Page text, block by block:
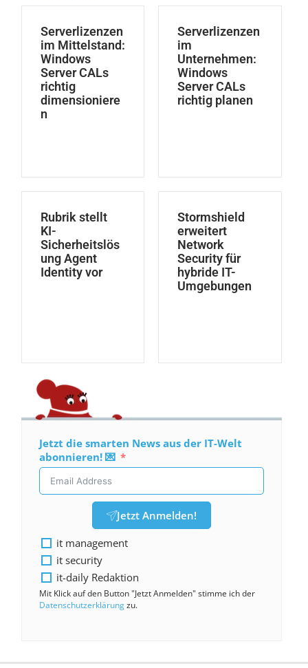
Serverlizenzen
im Mittelstand:
Windows
Server CALs
richtig
dimensioniere
n
Serverlizenzen
im
Unternehmen:
Windows
Server CALs
richtig planen
Rubrik stellt
KI-
Sicherheitslös
ung Agent
Identity vor
Stormshield
erweitert
Network
Security für
hybride IT-
Umgebungen
Jetzt die smarten News aus der IT-Welt
abonnieren! 💌
Jetzt Anmelden!
it management
it security
it-daily Redaktion
Mit Klick auf den Button "Jetzt Anmelden" stimme ich der
Datenschutzerklärungzu.